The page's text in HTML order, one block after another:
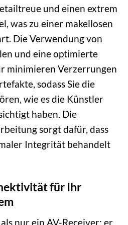
und einen extrem
was zu einer makellosen
Die Verwendung von
und eine optimierte
minimieren Verzerrungen
sodass Sie die
wie es die Künstler
haben. Die
sorgt dafür, dass
Integrität behandelt
für Ihr
nur ein AV-Receiver; er